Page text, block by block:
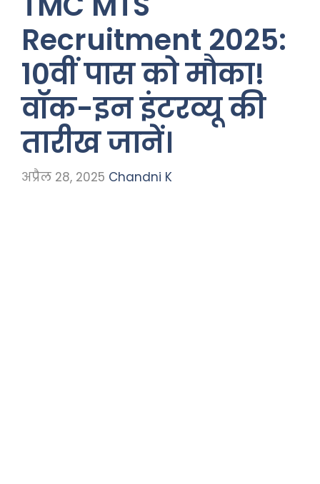
Recruitment 2025:
10वीं पास को मौका!
वॉक-इन इंटरव्यू की
तारीख जानें।
अप्रैल 28, 2025 Chandni K